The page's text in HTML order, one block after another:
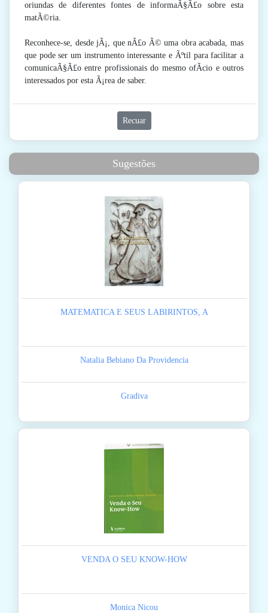
oriundas de diferentes fontes de informaÃ§Ã£o sobre esta
matÃ©ria.
Reconhece-se, desde jÃ¡, que nÃ£o Ã© uma obra acabada, mas
que pode ser um instrumento interessante e Ãºtil para facilitar a
comunicaÃ§Ã£o entre profissionais do mesmo ofÃ­cio e outros
interessados por esta Ã¡rea de saber.
Recuar
Sugestões
MATEMATICA E SEUS LABIRINTOS, A
Natalia Bebiano Da Providencia
Gradiva
VENDA O SEU KNOW-HOW
Monica Nicou